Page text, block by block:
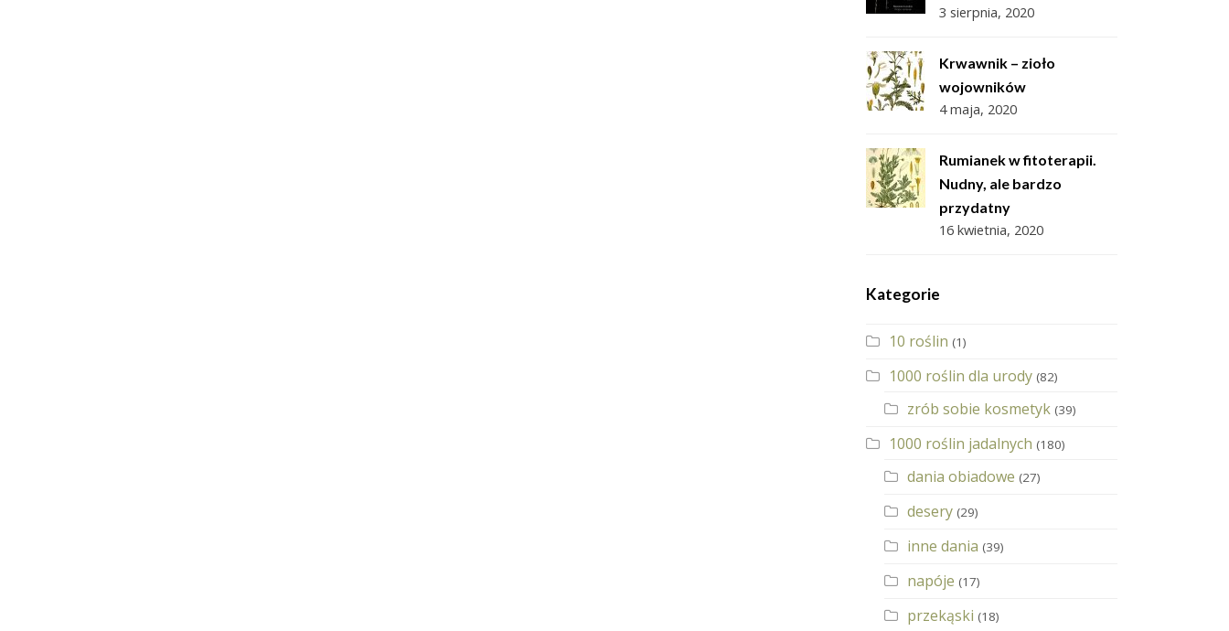
3 sierpnia, 2020
Krwawnik – zioło
wojowników
4 maja, 2020
Rumianek w fitoterapii.
Nudny, ale bardzo
przydatny
16 kwietnia, 2020
Kategorie
10 roślin (1)
1000 roślin dla urody (82)
zrób sobie kosmetyk (39)
1000 roślin jadalnych (180)
dania obiadowe (27)
desery (29)
inne dania (39)
napóje (17)
przekąski (18)